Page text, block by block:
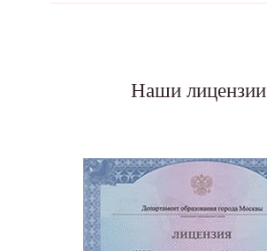
Наши лицензии